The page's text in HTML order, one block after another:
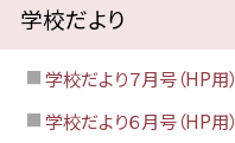
学校だより
学校だより７月号（HP用）
学校だより６月号（HP用）